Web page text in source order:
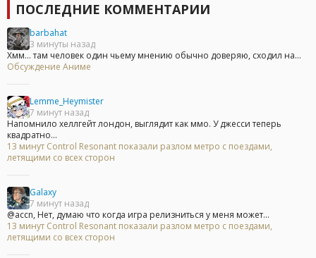
ПОСЛЕДНИЕ КОММЕНТАРИИ
barbahat
3 минуты назад
Хмм... там человек один чьему мнению обычно доверяю, сходил на...
Обсуждение Аниме
Lemme_Heymister
7 минут назад
Напомнило хеллгейт лондон, выглядит как ммо. У джесси теперь
квадратно...
13 минут Control Resonant показали разлом метро с поездами,
летящими со всех сторон
Galaxy
7 минут назад
@accn, Нет, думаю что когда игра релизниться у меня может...
13 минут Control Resonant показали разлом метро с поездами,
летящими со всех сторон